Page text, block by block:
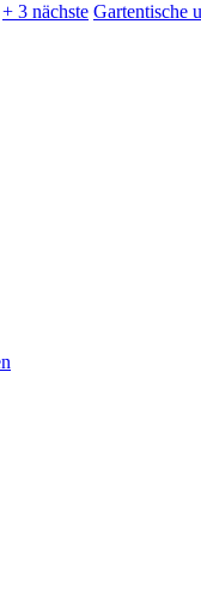
+ 3 nächste Gartentische